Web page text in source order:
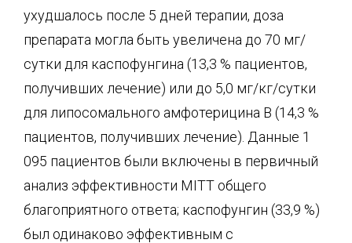
ухудшалось после 5 дней терапии, доза
препарата могла быть увеличена до 70 мг/
сутки для каспофунгина (13,3 % пациентов,
получивших лечение) или до 5,0 мг/кг/сутки
для липосомального амфотерицина В (14,3 %
пациентов, получивших лечение). Данные 1
095 пациентов были включены в первичный
анализ эффективности MITT общего
благоприятного ответа; каспофунгин (33,9 %)
был одинаково эффективным с